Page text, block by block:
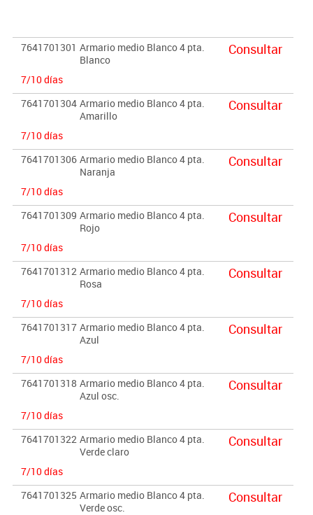
EN SU CIERRE y tiradores de polímero suave (goma antigolpes).
Garantizado por los ensayos realizados en centro tecnológico de
Importante:
El mobiliario se pide por encargo. En caso de devolución no se
abonará más del 90% del valor de la mercancía.
7641701301 Armario medio Blanco 4 pta.
Blanco
7/10 días
Consultar
7641701304 Armario medio Blanco 4 pta.
Amarillo
7/10 días
Consultar
7641701306 Armario medio Blanco 4 pta.
Naranja
7/10 días
Consultar
7641701309 Armario medio Blanco 4 pta.
Rojo
7/10 días
Consultar
7641701312 Armario medio Blanco 4 pta.
Rosa
7/10 días
Consultar
7641701317 Armario medio Blanco 4 pta.
Azul
7/10 días
Consultar
7641701318 Armario medio Blanco 4 pta.
Azul osc.
7/10 días
Consultar
7641701322 Armario medio Blanco 4 pta.
Verde claro
7/10 días
Consultar
7641701325 Armario medio Blanco 4 pta.
Verde osc.
Consultar